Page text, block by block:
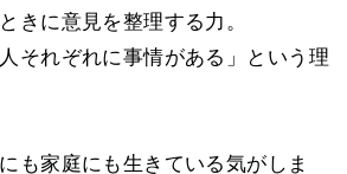
きに意見を整理する力。
それぞれに事情がある」という理
も家庭にも生きている気がしま